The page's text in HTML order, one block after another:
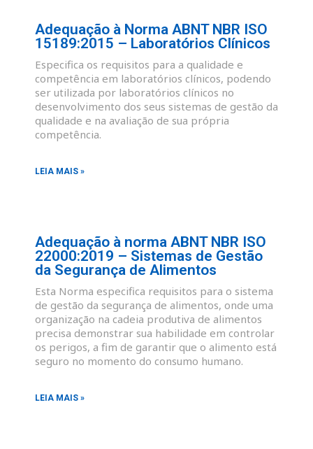
Adequação à Norma ABNT NBR ISO
15189:2015 – Laboratórios Clínicos
Especifica os requisitos para a qualidade e
competência em laboratórios clínicos, podendo
ser utilizada por laboratórios clínicos no
desenvolvimento dos seus sistemas de gestão da
qualidade e na avaliação de sua própria
competência.
LEIA MAIS »
Adequação à norma ABNT NBR ISO
22000:2019 – Sistemas de Gestão
da Segurança de Alimentos
Esta Norma especifica requisitos para o sistema
de gestão da segurança de alimentos, onde uma
organização na cadeia produtiva de alimentos
precisa demonstrar sua habilidade em controlar
os perigos, a fim de garantir que o alimento está
seguro no momento do consumo humano.
LEIA MAIS »